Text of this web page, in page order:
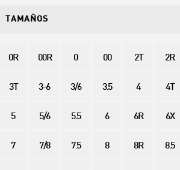
TAMAÑOS
0R 00R 0 00 2T 2R
3T 3-6 3/6 3.5 4 4T
5 5/6 5.5 6 6R 6X
7 7/8 7.5 8 8R 8.5